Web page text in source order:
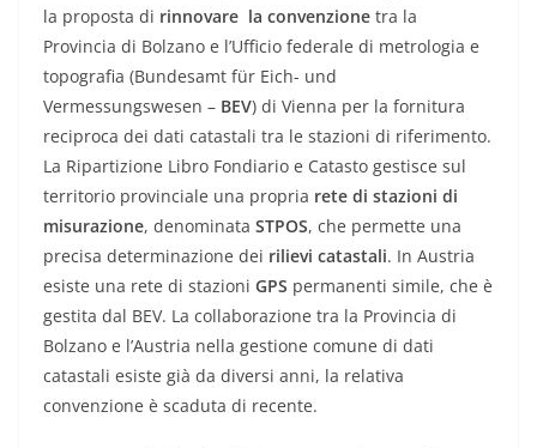
la proposta di rinnovare la convenzione tra la
Provincia di Bolzano e l’Ufficio federale di metrologia e
topografia (Bundesamt für Eich- und
Vermessungswesen – BEV) di Vienna per la fornitura
reciproca dei dati catastali tra le stazioni di riferimento.
La Ripartizione Libro Fondiario e Catasto gestisce sul
territorio provinciale una propria rete di stazioni di
misurazione, denominata STPOS, che permette una
precisa determinazione dei rilievi catastali. In Austria
esiste una rete di stazioni GPS permanenti simile, che è
gestita dal BEV. La collaborazione tra la Provincia di
Bolzano e l’Austria nella gestione comune di dati
catastali esiste già da diversi anni, la relativa
convenzione è scaduta di recente.